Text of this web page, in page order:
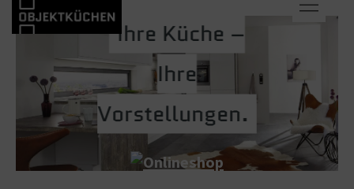
Ihre Küche –
Ihre
Vorstellungen.